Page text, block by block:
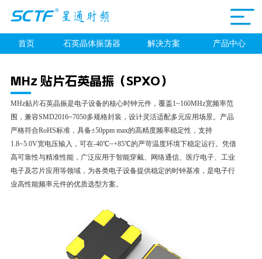
首页 石英晶体振荡器 解决方案 产品中心
MHz 贴片石英晶振（SPXO）
MHz贴片石英晶振是电子设备的核心时钟元件，覆盖1~160MHz宽频率范
围，兼容SMD2016~7050多规格封装，设计灵活适配多元应用场景。产品
严格符合RoHS标准，具备±50ppm max的高精度频率稳定性，支持
1.8~5.0V宽电压输入，可在-40℃~+85℃的严苛温度环境下稳定运行。凭借
高可靠性与精准性能，广泛应用于智能穿戴、网络通信、医疗电子、工业
电子及芯片应用等领域，为各类电子设备提供稳定的时钟基准，是电子行
业高性能频率元件的优质选型方案。